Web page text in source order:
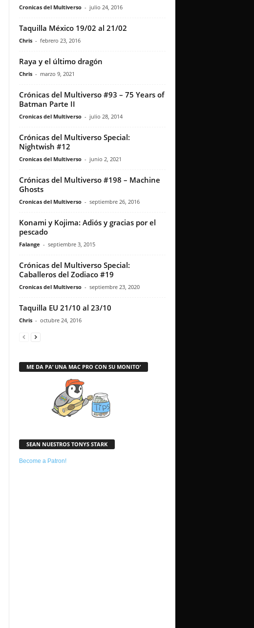
Cronicas del Multiverso - julio 24, 2016
Taquilla México 19/02 al 21/02
Chris - febrero 23, 2016
Raya y el último dragón
Chris - marzo 9, 2021
Crónicas del Multiverso #93 – 75 Years of
Batman Parte II
Cronicas del Multiverso - julio 28, 2014
Crónicas del Multiverso Special:
Nightwish #12
Cronicas del Multiverso - junio 2, 2021
Crónicas del Multiverso #198 – Machine
Ghosts
Cronicas del Multiverso - septiembre 26, 2016
Konami y Kojima: Adiós y gracias por el
pescado
Falange - septiembre 3, 2015
Crónicas del Multiverso Special:
Caballeros del Zodiaco #19
Cronicas del Multiverso - septiembre 23, 2020
Taquilla EU 21/10 al 23/10
Chris - octubre 24, 2016
ME DA PA’ UNA MAC PRO CON SU MONITO’
SEAN NUESTROS TONYS STARK
Become a Patron!